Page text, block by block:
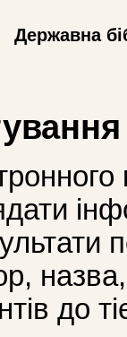
Державна
назва,
до